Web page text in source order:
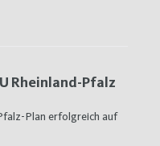
Rheinland-Pfalz
Plan erfolgreich auf